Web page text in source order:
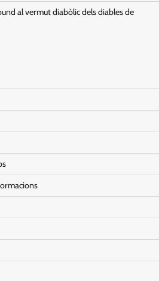
al vermut diabòlic dels diables de